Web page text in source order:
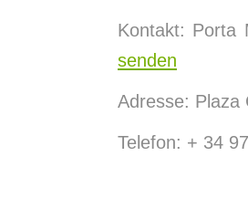
Kontakt: Porta
senden
Adresse: Plaza
Telefon: + 34